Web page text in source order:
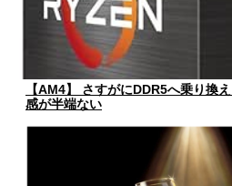
【AM4】 さすがにDDR5へ乗り換
感が半端ない